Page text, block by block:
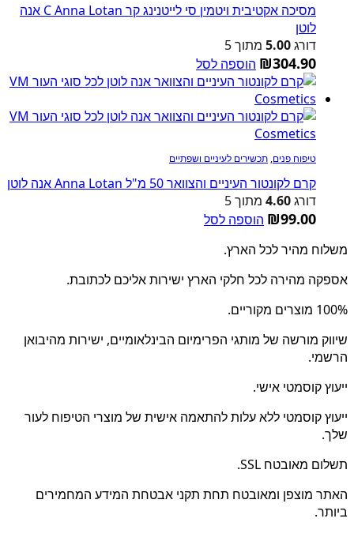
מסיכה אקטיבית ויטמין סי לייטנינג קר C Anna Lotan אנה
לוטן
דורג5.00 מתוך 5
₪304.90 הוספה לסל
טיפוח פנים, תכשירים לעיניים ושפתיים
קרם לקונטור העיניים והצוואר 50 מ"ל Anna Lotan אנה לוטן
דורג4.60 מתוך 5
₪99.00
הוספה לסל
משלוח מהיר לכל הארץ.
אספקה מהירה לכל חלקי הארץ ישירות אליכם לכתובת.
100% מוצרים מקוריים.
שיווק מורשה של מותגי הפרימיום הבינלאומיים, ישירות מהיבואן
הרשמי.
ייעוץ קוסמטי אישי.
ייעוץ קוסמטי ללא עלות להתאמה אישית של מוצרי הטיפוח לעור
שלך.
תשלום מאובטח SSL.
האתר מוצפן ומאובטח תחת תקני אבטחת המידע המחמירים
ביותר.